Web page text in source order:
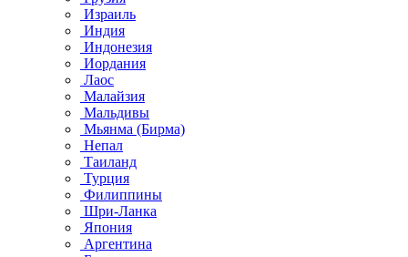
Израиль
Индия
Индонезия
Иордания
Лаос
Малайзия
Мальдивы
Мьянма (Бирма)
Непал
Таиланд
Турция
Филиппины
Шри-Ланка
Япония
Аргентина